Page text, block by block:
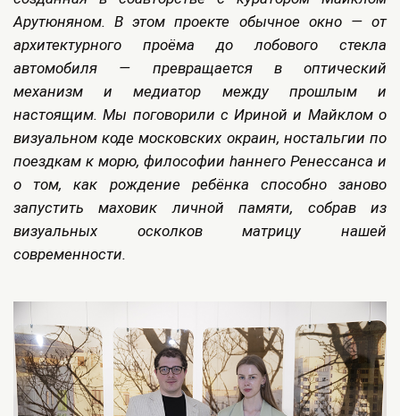
Арутюняном. В этом проекте обычное окно — от
архитектурного проёма до лобового стекла
автомобиля — превращается в оптический
механизм и медиатор между прошлым и
настоящим. Мы поговорили с Ириной и Майклом о
визуальном коде московских окраин, ностальгии по
поездкам к морю, философии hаннего Ренессанса и
о том, как рождение ребёнка способно заново
запустить маховик личной памяти, собрав из
визуальных осколков матрицу нашей
современности.